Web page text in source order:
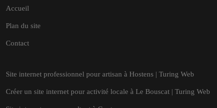
Accueil
Plan du site
Contact
Site internet professionnel pour artisan à Hostens | Turing Web
Créer un site internet pour activité locale à Le Bouscat | Turing Web